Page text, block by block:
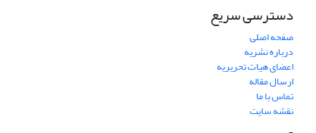
دسترسی سریع
صفحه اصلی
درباره نشریه
اعضای هیات تحریریه
ارسال مقاله
تماس با ما
نقشه سایت